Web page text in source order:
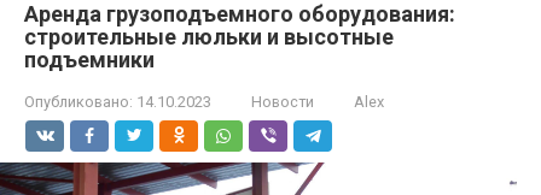
Аренда грузоподъемного оборудования:
строительные люльки и высотные
подъемники
Опубликовано: 14.10.2023 Новости Alex